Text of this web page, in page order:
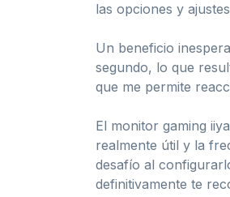
las opciones y
Un beneficio
segundo, lo que
que me permite
El monitor gaming
realmente útil y la
desafío al
definitivamente te